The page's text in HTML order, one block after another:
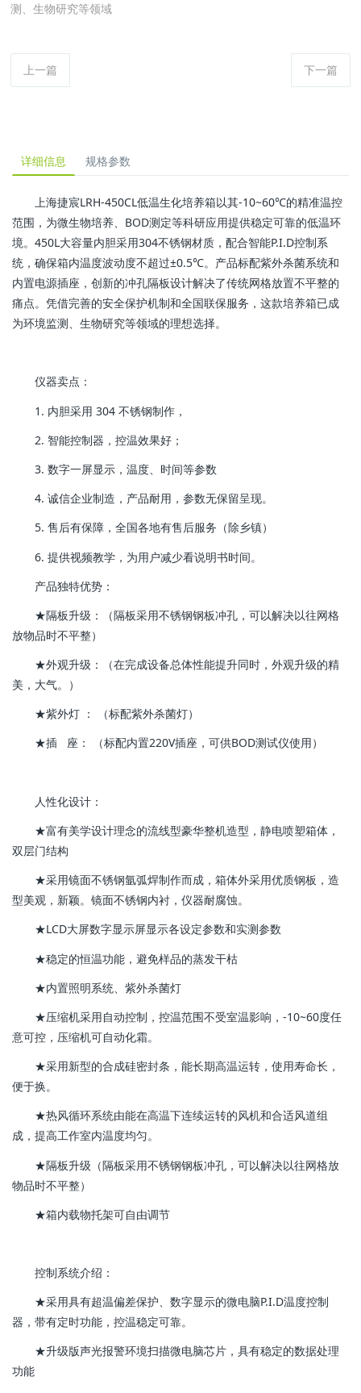
测、生物研究等领域
上一篇 下一篇
详细信息 规格参数
上海捷宸LRH-450CL低温生化培养箱以其-10~60℃的精准温控
范围，为微生物培养、BOD测定等科研应用提供稳定可靠的低温环
境。450L大容量内胆采用304不锈钢材质，配合智能P.I.D控制系
统，确保箱内温度波动度不超过±0.5℃。产品标配紫外杀菌系统和
内置电源插座，创新的冲孔隔板设计解决了传统网格放置不平整的
痛点。凭借完善的安全保护机制和全国联保服务，这款培养箱已成
为环境监测、生物研究等领域的理想选择。
仪器卖点：
1. 内胆采用 304 不锈钢制作，
2. 智能控制器，控温效果好；
3. 数字一屏显示，温度、时间等参数
4. 诚信企业制造，产品耐用，参数无保留呈现。
5. 售后有保障，全国各地有售后服务（除乡镇）
6. 提供视频教学，为用户减少看说明书时间。
产品独特优势：
★隔板升级：（隔板采用不锈钢钢板冲孔，可以解决以往网格
放物品时不平整）
★外观升级：（在完成设备总体性能提升同时，外观升级的精
美，大气。）
★紫外灯 ： （标配紫外杀菌灯）
★插 座： （标配内置220V插座，可供BOD测试仪使用）
人性化设计：
★富有美学设计理念的流线型豪华整机造型，静电喷塑箱体，
双层门结构
★采用镜面不锈钢氩弧焊制作而成，箱体外采用优质钢板，造
型美观，新颖。镜面不锈钢内衬，仪器耐腐蚀。
★LCD大屏数字显示屏显示各设定参数和实测参数
★稳定的恒温功能，避免样品的蒸发干枯
★内置照明系统、紫外杀菌灯
★压缩机采用自动控制，控温范围不受室温影响，-10~60度任
意可控，压缩机可自动化霜。
★采用新型的合成硅密封条，能长期高温运转，使用寿命长，
便于换。
★热风循环系统由能在高温下连续运转的风机和合适风道组
成，提高工作室内温度均匀。
★隔板升级（隔板采用不锈钢钢板冲孔，可以解决以往网格放
物品时不平整）
★箱内载物托架可自由调节
控制系统介绍：
★采用具有超温偏差保护、数字显示的微电脑P.I.D温度控制
器，带有定时功能，控温稳定可靠。
★升级版声光报警环境扫描微电脑芯片，具有稳定的数据处理
功能